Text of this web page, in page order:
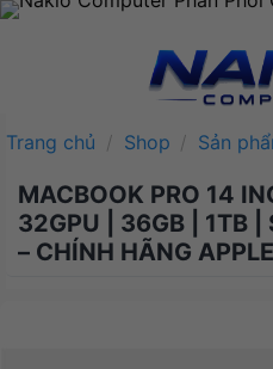
Bỏ
Trang chủ / Shop / Sản
MACBOOK PRO 14
32GPU | 36GB | 1TB
– CHÍNH HÃNG